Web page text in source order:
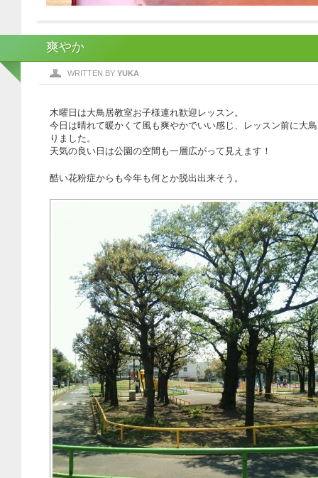
爽やか
WRITTEN BY YUKA
木曜日は大鳥居教室お子様連れ歓迎レッスン。
今日は晴れて暖かくて風も爽やかでいい感じ、レッスン前に大
りました。
天気の良い日は公園の空間も一層広がって見えます！
酷い花粉症からも今年も何とか脱出出来そう。